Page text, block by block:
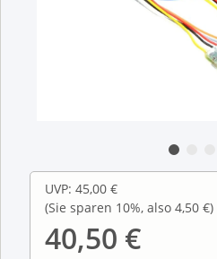
UVP: 45,00 €
(Sie sparen 10%, also 4,50 €)
40,50 €